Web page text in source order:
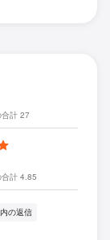
計 27
合計 4.85
の返信